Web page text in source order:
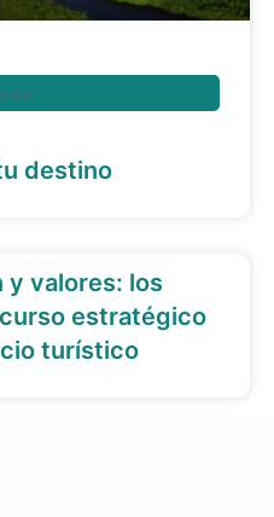
destino
y valores: los
estratégico
turístico